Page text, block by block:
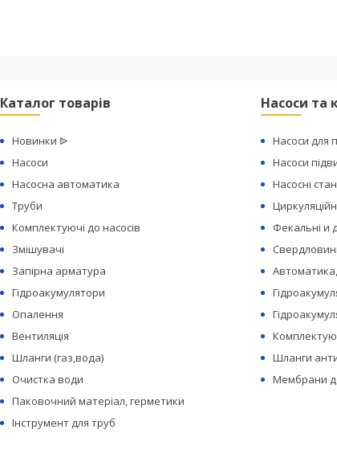
Каталог товарів
Новинки ᐉ
Насоси
Насосна автоматика
Труби
Комплектуючі до насосів
Змішувачі
Запірна арматура
Гідроакумулятори
Опалення
Вентиляція
Шланги (газ,вода)
Очистка води
Паковочний матеріал, герметики
Інструмент для труб
Насоси та
Насоси для
Насоси
Насосні
Фекальні и
Шланги
Мембрани